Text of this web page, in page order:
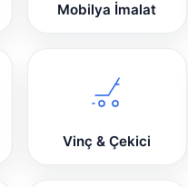
Mobilya İmalat
Vinç & Çekici